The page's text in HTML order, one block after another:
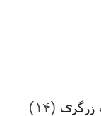
(۱۴)